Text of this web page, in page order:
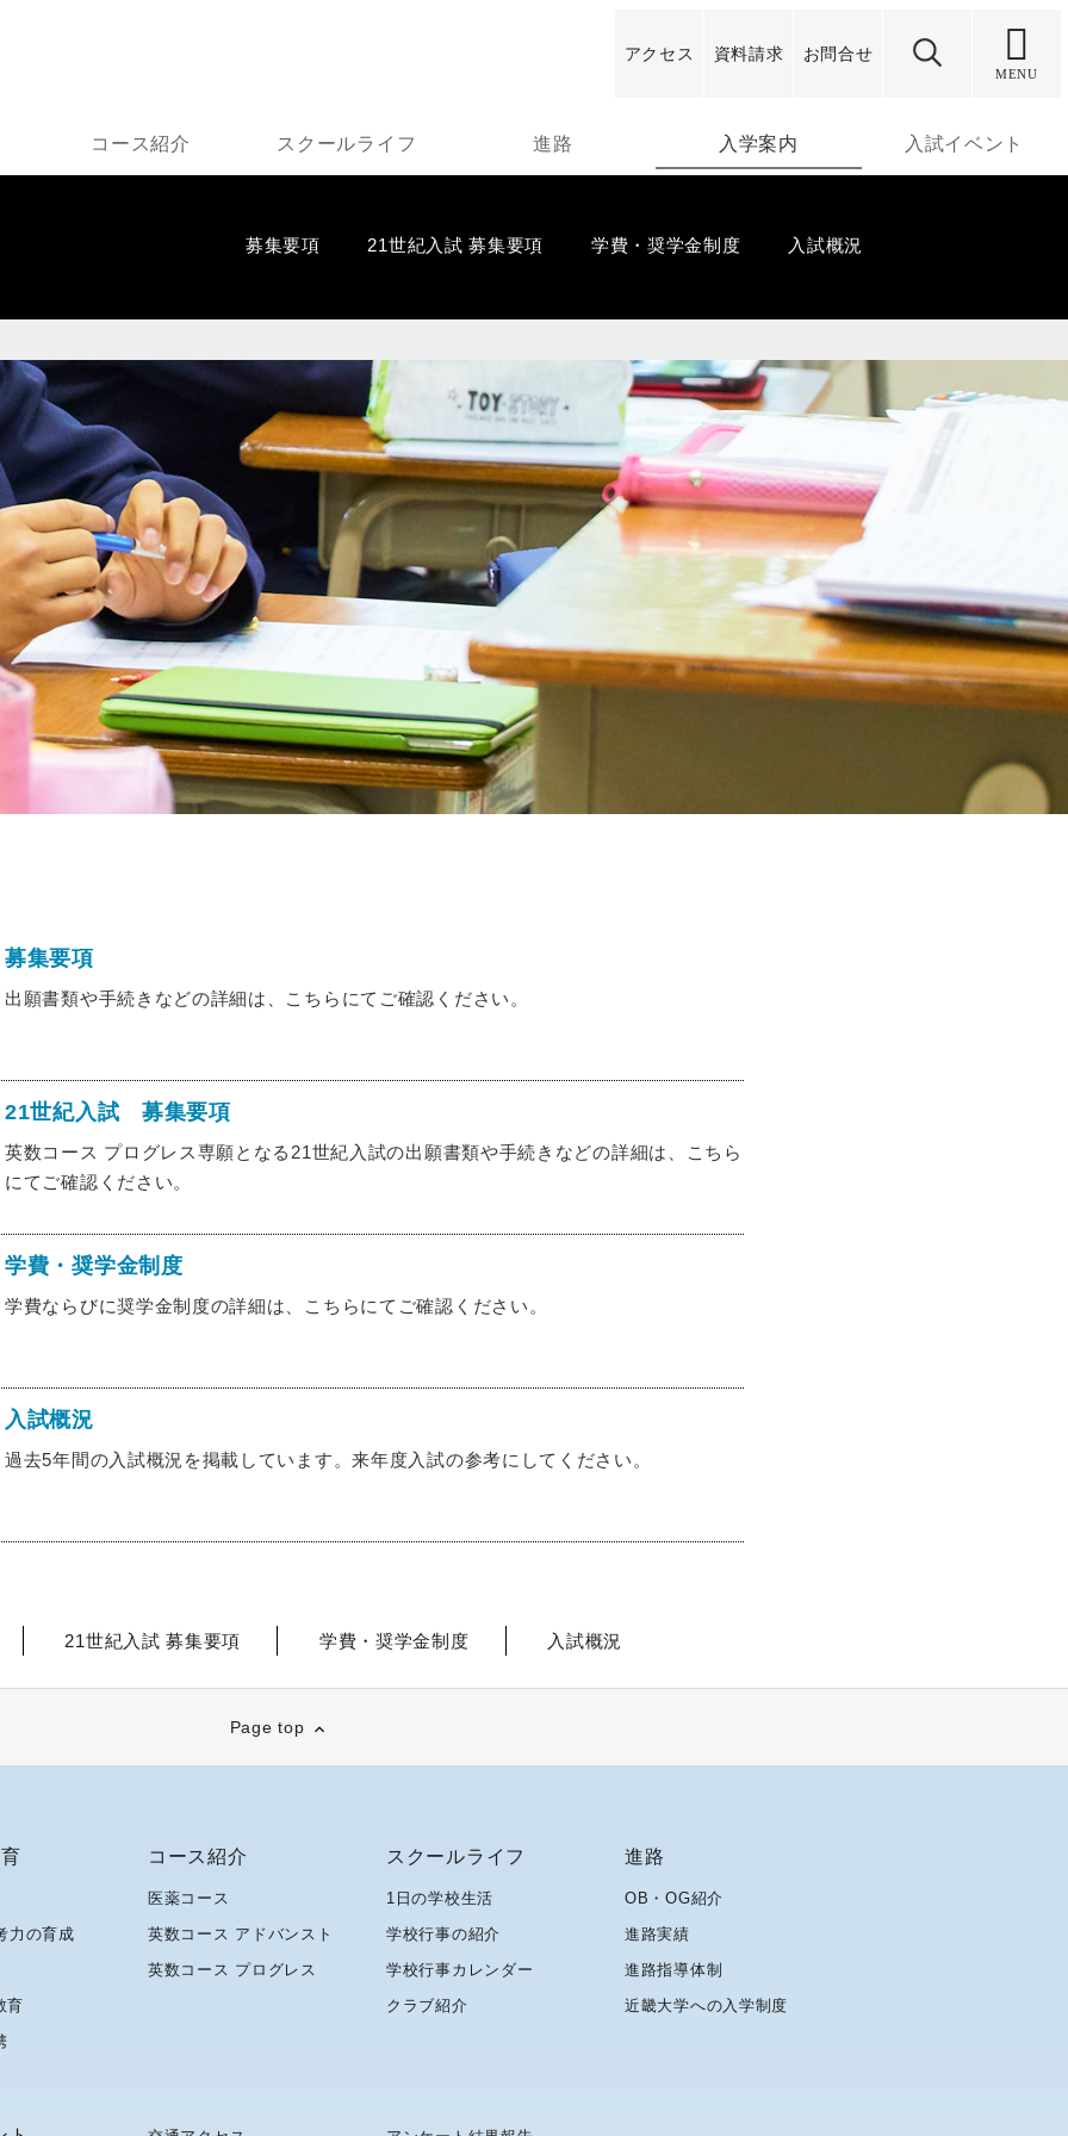
コース紹介 スクールライフ 進路 入学案内 入試イベント
MENU
お問合せ
資料請求
アクセス
募集要項 21世紀入試 募集要項 学費・奨学金制度 入試概況
募集要項
出願書類や手続きなどの詳細は、こちらにてご確認ください。
21世紀入試 募集要項
英数コース プログレス専願となる21世紀入試の出願書類や手続きなどの詳細は、こちら
にてご確認ください。
学費・奨学金制度
学費ならびに奨学金制度の詳細は、こちらにてご確認ください。
入試概況
過去5年間の入試概況を掲載しています。来年度入試の参考にしてください。
21世紀入試 募集要項 学費・奨学金制度 入試概況
Page top
力の育成
育
コース紹介
医薬コース
英数コース アドバンスト
英数コース プログレス
スクールライフ
1日の学校生活
学校行事の紹介
学校行事カレンダー
クラブ紹介
進路
OB・OG紹介
進路実績
進路指導体制
近畿大学への入学制度